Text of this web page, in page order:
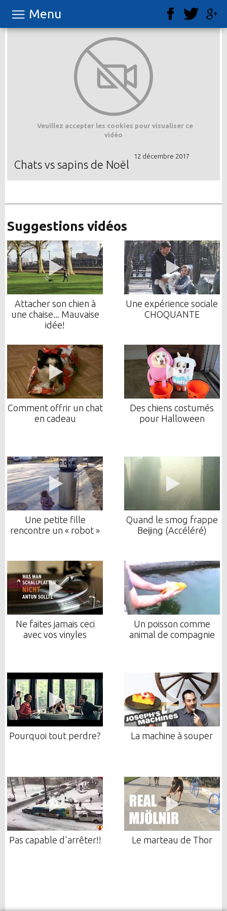
Menu
Veuillez accepter les cookies pour visualiser ce
vidéo
12 décembre 2017
Chats vs sapins de Noël
Suggestions vidéos
Attacher son chien à
une chaise... Mauvaise
idée!
Une expérience sociale
CHOQUANTE
Comment offrir un chat
en cadeau
Des chiens costumés
pour Halloween
Une petite fille
rencontre un « robot »
Quand le smog frappe
Beijing (Accéléré)
Ne faites jamais ceci
avec vos vinyles
Un poisson comme
animal de compagnie
Pourquoi tout perdre? La machine à souper
Pas capable d'arrêter!! Le marteau de Thor